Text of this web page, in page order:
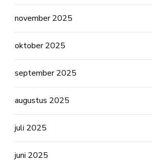
november 2025
oktober 2025
september 2025
augustus 2025
juli 2025
juni 2025